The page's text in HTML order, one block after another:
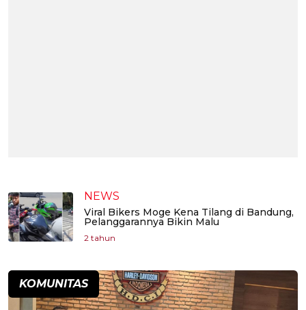
NEWS
Viral Bikers Moge Kena Tilang di Bandung,
Pelanggarannya Bikin Malu
2 tahun
KOMUNITAS